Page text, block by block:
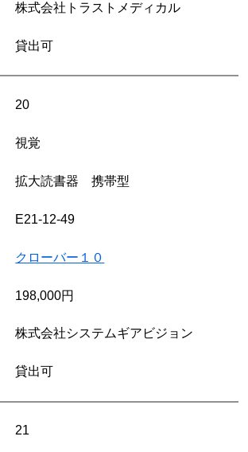
株式会社トラストメディカル
貸出可
20
視覚
拡大読書器 携帯型
E21-12-49
クローバー１０
198,000円
株式会社システムギアビジョン
貸出可
21